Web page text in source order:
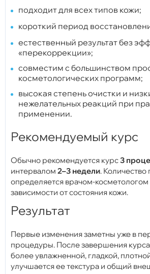
подходит для всех типов кожи;
короткий период
естественный результат без
«перекоррекции»;
совместим с большинством
косметологических программ;
высокая степень очистки и
нежелательных реакций при
применении.
Рекомендуемый курс
Обычно рекомендуется курс3
интервалом 2–3 недели.
определяется врачом-
зависимости от состояния кожи.
Результат
Первые изменения заметны уже в
процедуры. После завершения курса
более увлажненной, гладкой,
улучшается ее текстура и общий